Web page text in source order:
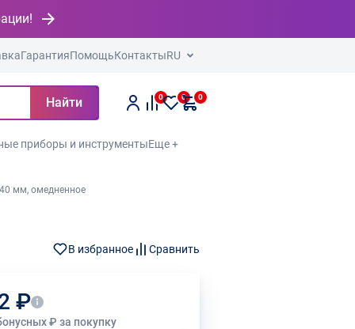
ГарантияПомощьКонтактыRU
Найти 0 0 0
приборы и инструментыЕще +
мм, омедненное
В избранное Сравнить
₽
₽ за покупку